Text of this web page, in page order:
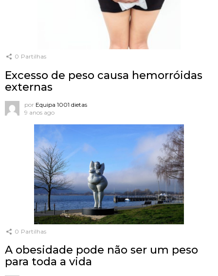
0 Partilhas
Excesso de peso causa hemorróidas
externas
por Equipa 1001 dietas
9 anos ago
0 Partilhas
A obesidade pode não ser um peso
para toda a vida